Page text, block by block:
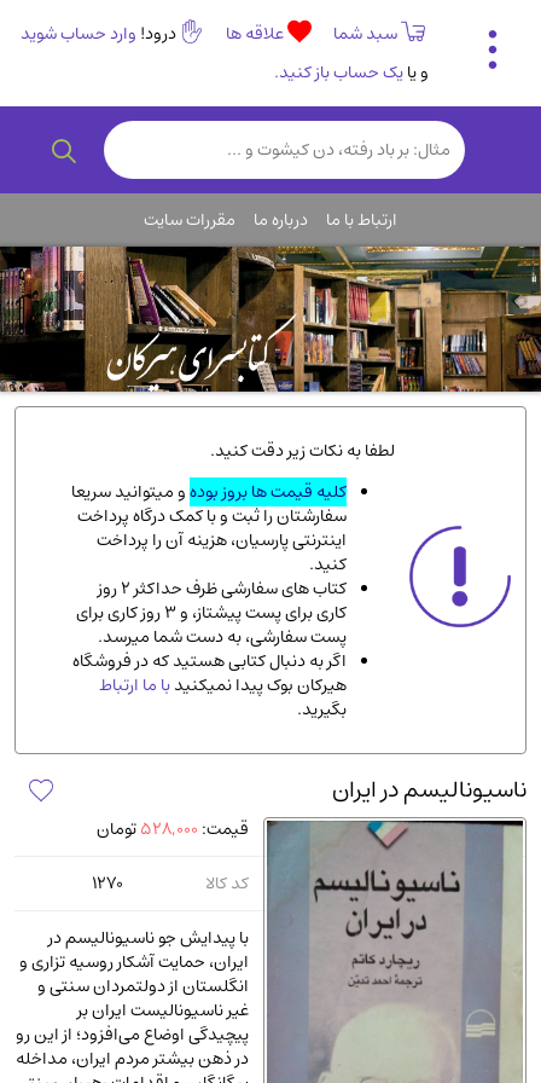
سبد شما علاقه ها درود! وارد حساب شوید
و یایک حساب باز کنید.
تاریخی و فرهنگی
(838)
رمان و داستان ایرانی(307)
روانشناسی(357)
انگلیسی و زبان خارجی(14)
کودکان و نوجوانان(76)
کتب نادر و کمیاب(19)
روانشناسی(112)
طب گیاهی و سنتی(45)
فلسفه و جامعه شناسی(151)
ادبیات و شعر
ادیان و مذاهب
دانشگاهی و آموزشی
اقتصادی، بازاریابی و مالی(56)
پزشکی(140)
کامپیوتر و نرم افزار(13)
ورزشی و تربیت بدنی(34)
آشپزی و خوراکی (25)
سرگرمی و بازی (7)
رمان و داستان خارجی(489)
حقوقی و قانون
کتاب های مصور رنگی و گلاسه
ارتباط با ما درباره ما مقررات سایت
لطفا به نکات زیر دقت کنید.
کلیه قیمت ها بروز بودهو میتوانید سریعا
سفارشتان را ثبت و با کمک درگاه پرداخت
اینترنتی پارسیان، هزینه آن را پرداخت
کنید.
کتاب های سفارشی ظرف حداکثر 2 روز
کاری برای پست پیشتاز، و 3 روز کاری برای
پست سفارشی، به دست شما میرسد.
اگر به دنبال کتابی هستید که در فروشگاه
هیرکان بوک پیدا نمیکنیدبا ما ارتباط
بگیرید.
ناسیونالیسم در ایران
قیمت: 528,000تومان
کد کالا
1270
با پیدایش جو ناسیونالیسم در
ایران، حمایت آشکار روسیه تزاری و
انگلستان از دولتمردان سنتی و
غیر ناسیونالیست ایران بر
پیچیدگی اوضاع می‌افزود؛ از این رو
در ذهن بیشتر مردم ایران، مداخله